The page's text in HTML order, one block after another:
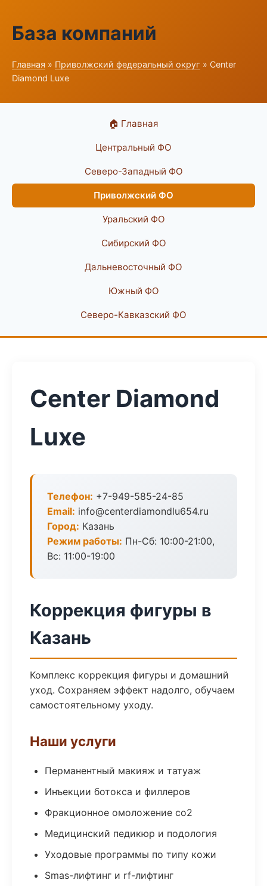
База компаний
Главная » Приволжский федеральный округ » Center
Diamond Luxe
🏠 Главная
Центральный ФО
Северо-Западный ФО
Приволжский ФО
Уральский ФО
Сибирский ФО
Дальневосточный ФО
Южный ФО
Северо-Кавказский ФО
Center Diamond
Luxe
Телефон: +7-949-585-24-85
Email: info@centerdiamondlu654.ru
Город: Казань
Режим работы: Пн-Сб: 10:00-21:00,
Вс: 11:00-19:00
Коррекция фигуры в
Казань
Комплекс коррекция фигуры и домашний
уход. Сохраняем эффект надолго, обучаем
самостоятельному уходу.
Наши услуги
Перманентный макияж и татуаж
Инъекции ботокса и филлеров
Фракционное омоложение co2
Медицинский педикюр и подология
Уходовые программы по типу кожи
Smas-лифтинг и rf-лифтинг